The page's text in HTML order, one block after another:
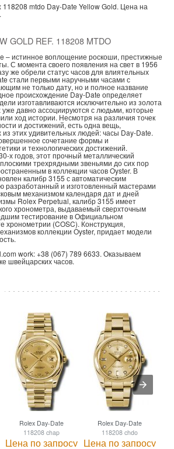
118208 mtdo Day-Date Yellow Gold. Цена на
GOLD REF. 118208 MTDO
– истинное воплощение роскоши, престижные
С момента своего появления на свет в 1956
же обрели статус часов для влиятельных
стали первыми наручными часами с
не только дату, но и полное название
происхождение Day-Date определяет
изготавливаются исключительно из золота
давно ассоциируются с людьми, которые
ход истории. Несмотря на различия точек
и достижений, есть одна вещь,
этих удивительных людей: часы Day-Date.
сочетание формы и
и технологических достижений.
х годов, этот прочный металлический
трехрядными звеньями до сих пор
в коллекции часов Oyster. В
калибр 3155 с автоматическим
разработанный и изготовленный мастерами
механизмом календаря дат и дней
Rolex Perpetual, калибр 3155 имеет
хронометра, выдаваемый сверхточным
тестирование в Официальном
хронометрии (COSC). Конструкция,
коллекции Oyster, придает модели
work: +38 (067) 789 6633. Оказываем
швейцарских часов.
Rolex Day-Date
118208 chap
Цена по запросу
Rolex Day-Date
118208 chdo
Цена по запросу